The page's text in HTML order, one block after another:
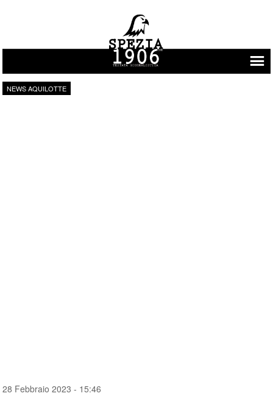
Vai al contenuto
NEWS AQUILOTTE
28 Febbraio 2023 - 15:46